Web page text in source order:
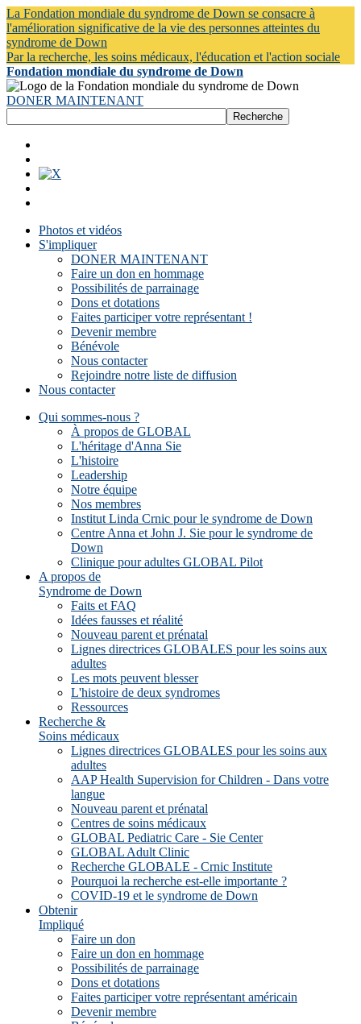
La Fondation mondiale du syndrome de Down se consacre à
l'amélioration significative de la vie des personnes atteintes du
syndrome de Down
Par la recherche, les soins médicaux, l'éducation et l'action sociale
Fondation mondiale du syndrome de Down
DONER MAINTENANT
Photos et vidéos
S'impliquer
DONER MAINTENANT
Faire un don en hommage
Possibilités de parrainage
Dons et dotations
Faites participer votre représentant !
Devenir membre
Bénévole
Nous contacter
Rejoindre notre liste de diffusion
Nous contacter
Qui sommes-nous ?
À propos de GLOBAL
L'héritage d'Anna Sie
L'histoire
Leadership
Notre équipe
Nos membres
Institut Linda Crnic pour le syndrome de Down
Centre Anna et John J. Sie pour le syndrome de
Down
Clinique pour adultes GLOBAL Pilot
A propos de
Syndrome de Down
Faits et FAQ
Idées fausses et réalité
Nouveau parent et prénatal
Lignes directrices GLOBALES pour les soins aux
adultes
Les mots peuvent blesser
L'histoire de deux syndromes
Ressources
Recherche &
Soins médicaux
Lignes directrices GLOBALES pour les soins aux
adultes
AAP Health Supervision for Children - Dans votre
langue
Nouveau parent et prénatal
Centres de soins médicaux
GLOBAL Pediatric Care - Sie Center
GLOBAL Adult Clinic
Recherche GLOBALE - Crnic Institute
Pourquoi la recherche est-elle importante ?
COVID-19 et le syndrome de Down
Obtenir
Impliqué
Faire un don
Faire un don en hommage
Possibilités de parrainage
Dons et dotations
Faites participer votre représentant américain
Devenir membre